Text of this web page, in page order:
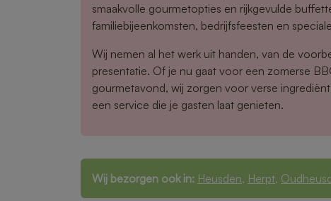
smaakvolle gourmetopties en rijkgevulde
familiebijeenkomsten, bedrijfsfeesten en
Wij nemen al het werk uit handen, van de
presentatie. Of je nu gaat voor een zomerse
gourmetavond, wij zorgen voor verse
een service die je gasten laat genieten.
Wij bezorgen ook in: Heusden, Herpt,